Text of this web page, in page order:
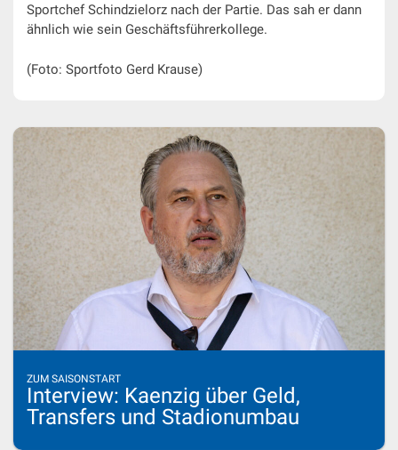
Sportchef Schindzielorz nach der Partie. Das sah er dann
ähnlich wie sein Geschäftsführerkollege.
(Foto: Sportfoto Gerd Krause)
ZUM SAISONSTART
Interview: Kaenzig über Geld,
Transfers und Stadionumbau